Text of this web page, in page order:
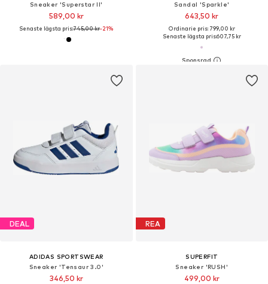
Sneaker 'Superstar II'
589,00 kr
Senaste lägsta pris:745,00 kr-21%
Sandal 'Sparkle'
643,50 kr
Ordinarie pris: 799,00 kr
Senaste lägsta pris:607,75 kr
DEAL
ADIDAS SPORTSWEAR
Sneaker 'Tensaur 3.0'
346,50 kr
REA
SUPERFIT
Sneaker 'RUSH'
499,00 kr